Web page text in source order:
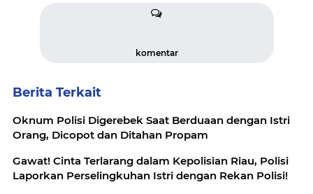
komentar
Berita Terkait
Oknum Polisi Digerebek Saat Berduaan dengan Istri
Orang, Dicopot dan Ditahan Propam
Gawat! Cinta Terlarang dalam Kepolisian Riau, Polisi
Laporkan Perselingkuhan Istri dengan Rekan Polisi!